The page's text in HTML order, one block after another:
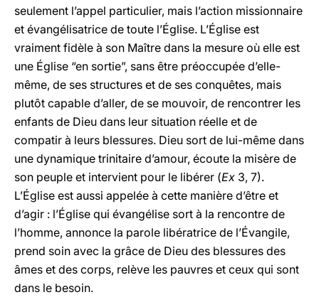
seulement l’appel particulier, mais l’action missionnaire
et évangélisatrice de toute l’Église. L’Église est
vraiment fidèle à son Maître dans la mesure où elle est
une Église “en sortie”, sans être préoccupée d’elle-
même, de ses structures et de ses conquêtes, mais
plutôt capable d’aller, de se mouvoir, de rencontrer les
enfants de Dieu dans leur situation réelle et de
compatir à leurs blessures. Dieu sort de lui-même dans
une dynamique trinitaire d’amour, écoute la misère de
son peuple et intervient pour le libérer (Ex 3, 7).
L’Église est aussi appelée à cette manière d’être et
d’agir : l’Église qui évangélise sort à la rencontre de
l’homme, annonce la parole libératrice de l’Évangile,
prend soin avec la grâce de Dieu des blessures des
âmes et des corps, relève les pauvres et ceux qui sont
dans le besoin.